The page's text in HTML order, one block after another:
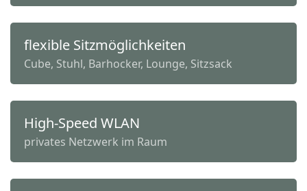
flexible Sitzmöglichkeiten
Cube, Stuhl, Barhocker, Lounge, Sitzsack
High-Speed WLAN
privates Netzwerk im Raum